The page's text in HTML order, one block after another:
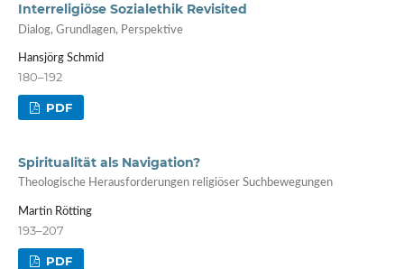
Interreligiöse Sozialethik Revisited
Dialog, Grundlagen, Perspektive
Hansjörg Schmid
180–192
PDF
Spiritualität als Navigation?
Theologische Herausforderungen religiöser Suchbewegungen
Martin Rötting
193–207
PDF